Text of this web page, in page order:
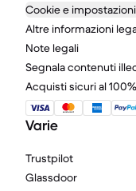
Cookie e
Altre informazioni
Note legali
Segnala contenuti
Acquisti sicuri al 100%
Varie
Trustpilot
Glassdoor